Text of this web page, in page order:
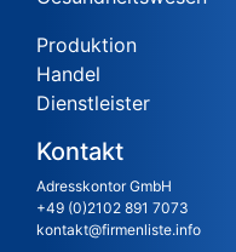
Produktion
Handel
Dienstleister
Kontakt
Adresskontor GmbH
+49 (0)2102 891 7073
kontakt@firmenliste.info